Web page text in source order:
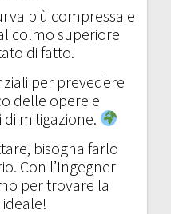
più compressa e
colmo superiore
di fatto.
per prevedere
delle opere e
mitigazione.
bisogna farlo
Con l’Ingegner
per trovare la